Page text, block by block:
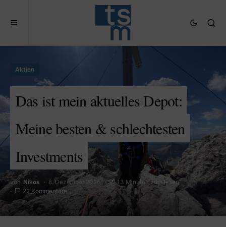
Aktien
Das ist mein aktuelles Depot:
Meine besten & schlechtesten
Investments
von Nikos 8. Dezember 2025
13 Minuten zum lesen
22 Kommentare